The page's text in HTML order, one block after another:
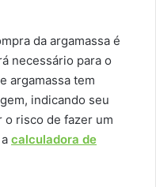
da argamassa é
necessário para o
argamassa tem
indicando seu
o risco de fazer um
calculadora de